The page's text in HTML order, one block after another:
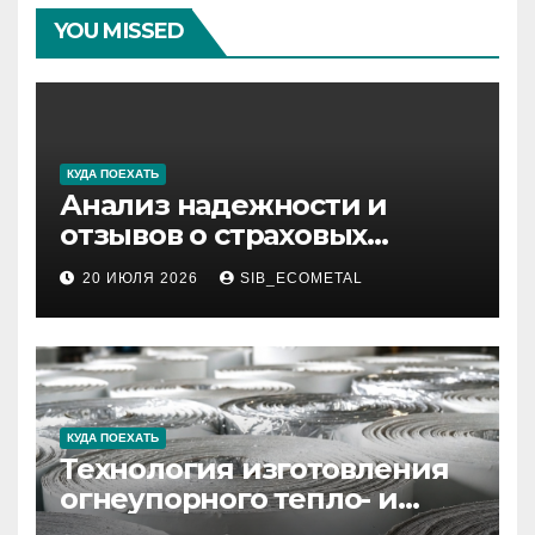
YOU MISSED
КУДА ПОЕХАТЬ
Анализ надежности и
отзывов о страховых
компаниях по итогам 2026
года
20 ИЮЛЯ 2026 SIB_ECOMETAL
КУДА ПОЕХАТЬ
Технология изготовления
огнеупорного тепло- и